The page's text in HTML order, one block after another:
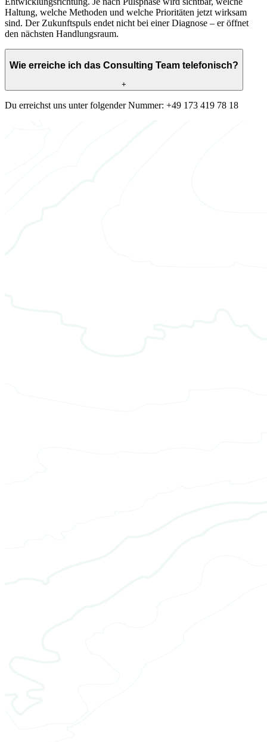
Haltung, welche Methoden und welche Prioritäten jetzt wirksam
sind. Der Zukunftspuls endet nicht bei einer Diagnose – er öffnet
den nächsten Handlungsraum.
Wie erreiche ich das Consulting Team telefonisch?
+
Du erreichst uns unter folgender Nummer: +49 173 419 78 18